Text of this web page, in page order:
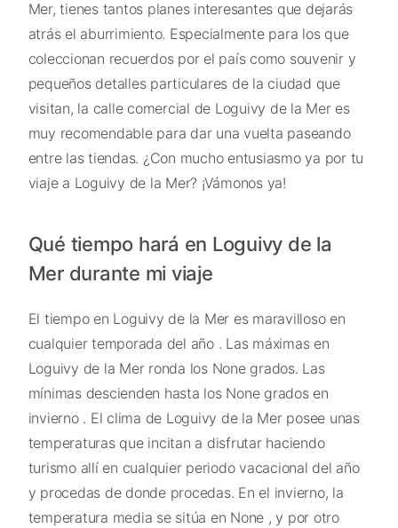
Mer, tienes tantos planes interesantes que dejarás
atrás el aburrimiento. Especialmente para los que
coleccionan recuerdos por el país como souvenir y
pequeños detalles particulares de la ciudad que
visitan, la calle comercial de Loguivy de la Mer es
muy recomendable para dar una vuelta paseando
entre las tiendas. ¿Con mucho entusiasmo ya por tu
viaje a Loguivy de la Mer? ¡Vámonos ya!
Qué tiempo hará en Loguivy de la
Mer durante mi viaje
El tiempo en Loguivy de la Mer es maravilloso en
cualquier temporada del año . Las máximas en
Loguivy de la Mer ronda los None grados. Las
mínimas descienden hasta los None grados en
invierno . El clima de Loguivy de la Mer posee unas
temperaturas que incitan a disfrutar haciendo
turismo allí en cualquier periodo vacacional del año
y procedas de donde procedas. En el invierno, la
temperatura media se sitúa en None , y por otro